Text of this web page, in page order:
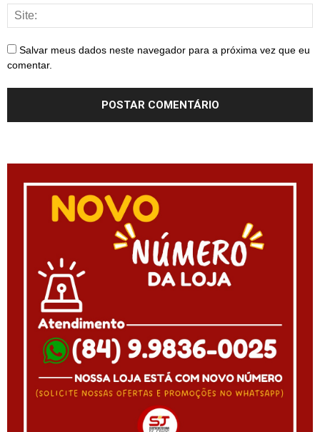
Salvar meus dados neste navegador para a próxima vez que eu
comentar.